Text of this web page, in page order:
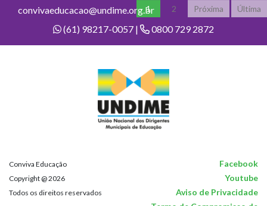
1 2 Próxima Última
convivaeducacao@undime.org.br
(61) 98217-0057 |
0800 729 2872
Conviva Educação Facebook
Copyright @ 2026 Youtube
Todos os direitos reservados
Aviso de Privacidade